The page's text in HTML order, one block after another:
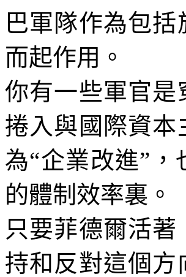
巴軍隊作為包
而起作用。
你有一些軍官是
捲入與國際資
為“企業改進”
的體制效率裏。
只要菲德爾活
持和反對這個